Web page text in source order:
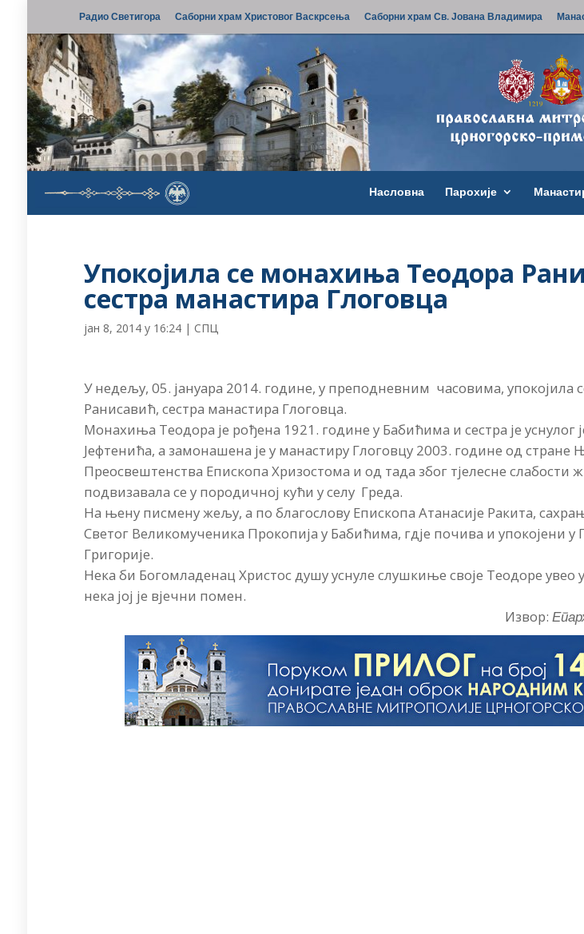
Радио Светигора Саборни храм Христовог Васкрсења Саборни храм Св. Јована Владимира
Насловна Парохије
Упокојила се монахиња Теодора
сестра манастира Глоговца
јан 8, 2014 у 16:24 | СПЦ
У недељу, 05. јануара 2014. године, у преподневним часовима, упокојила
Ранисавић, сестра манастира Глоговца.
Монахиња Теодора је рођена 1921. године у Бабићима и сестра је уснулог
Јефтенића, а замонашена је у манастиру Глоговцу 2003. године од стране
Преосвештенства Епископа Хризостома и од тада због тјелесне слабости
подвизавала се у породичној кући у селу Греда.
На њену писмену жељу, а по благослову Епископа Атанасије Ракита,
Светог Великомученика Прокопија у Бабићима, гдје почива и упокојени у
Григорије.
Нека би Богомладенац Христос душу уснуле слушкиње своје Теодоре увео
нека јој је вјечни помен.
Извор: